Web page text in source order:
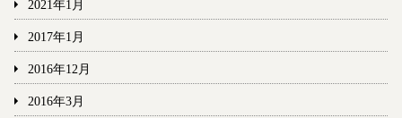
2021年1月
2017年1月
2016年12月
2016年3月